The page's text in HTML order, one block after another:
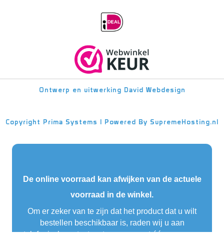
Ontwerp en uitwerking David Webdesign
Copyright Prima Systems | Powered By SupremeHosting.nl
De online voorraad kan afwijken van de actuele
voorraad in de winkel.
Om er zeker van te zijn dat het product dat u wilt
bestellen beschikbaar is, raden wij u aan
telefonisch contact op te nemen met één van onze